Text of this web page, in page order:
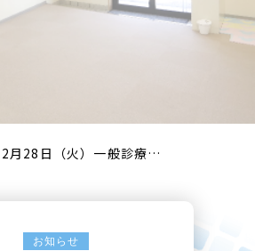
2月28日（火）一般診療…
お知らせ